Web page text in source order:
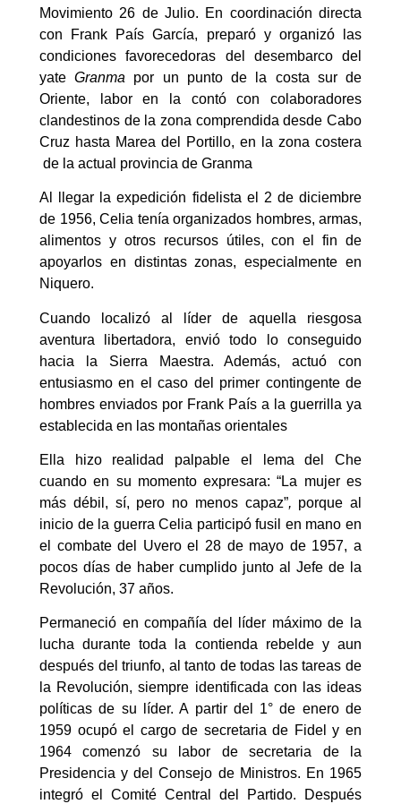
Movimiento 26 de Julio. En coordinación directa
con Frank País García, preparó y organizó las
condiciones favorecedoras del desembarco del
yateGranma por un punto de la costa sur de
Oriente, labor en la contó con colaboradores
clandestinos de la zona comprendida desde Cabo
Cruz hasta Marea del Portillo, en la zona costera
de la actual provincia de Granma
Al llegar la expedición fidelista el 2 de diciembre
de 1956, Celia tenía organizados hombres, armas,
alimentos y otros recursos útiles, con el fin de
apoyarlos en distintas zonas, especialmente en
Niquero.
Cuando localizó al líder de aquella riesgosa
aventura libertadora, envió todo lo conseguido
hacia la Sierra Maestra. Además, actuó con
entusiasmo en el caso del primer contingente de
hombres enviados por Frank País a la guerrilla ya
establecida en las montañas orientales
Ella hizo realidad palpable el lema del Che
cuando en su momento expresara: “La mujer es
más débil, sí, pero no menos capaz”, porque al
inicio de la guerra Celia participó fusil en mano en
el combate del Uvero el 28 de mayo de 1957, a
pocos días de haber cumplido junto al Jefe de la
Revolución, 37 años.
Permaneció en compañía del líder máximo de la
lucha durante toda la contienda rebelde y aun
después del triunfo, al tanto de todas las tareas de
la Revolución, siempre identificada con las ideas
políticas de su líder. A partir del 1° de enero de
1959 ocupó el cargo de secretaria de Fidel y en
1964 comenzó su labor de secretaria de la
Presidencia y del Consejo de Ministros. En 1965
integró el Comité Central del Partido. Después